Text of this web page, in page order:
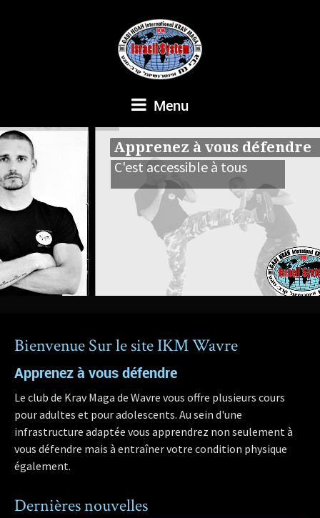
Menu
Apprenez à vous défendre
C'est accessible à tous
Bienvenue Sur le site IKM Wavre
Apprenez à vous défendre
Le club de Krav Maga de Wavre vous offre plusieurs cours
pour adultes et pour adolescents. Au sein d'une
infrastructure adaptée vous apprendrez non seulement à
vous défendre mais à entraîner votre condition physique
également.
Dernières nouvelles